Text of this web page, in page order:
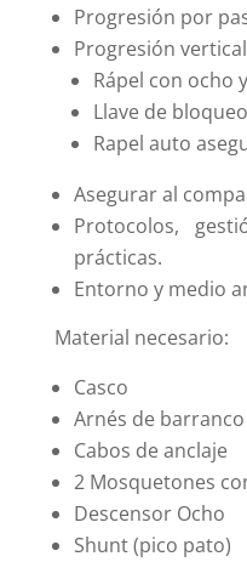
Progresión por
Progresión
Rápel con ocho
Llave de
Rapel auto
Asegurar al
Protocolos,
prácticas.
Entorno y medio
Material necesario:
Casco
Arnés de barranco
Cabos de anclaje
2 Mosquetones
Descensor Ocho
Shunt (pico pato)